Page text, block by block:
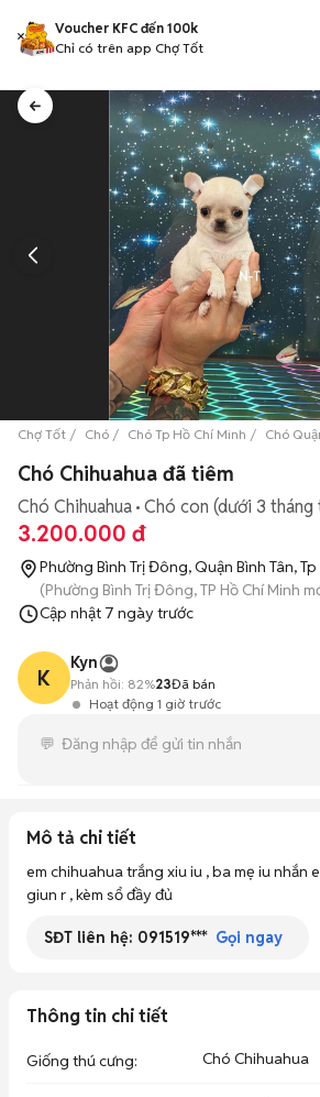
Voucher KFC đến 100k
Chỉ có trên app Chợ Tốt
Chợ Tốt Chó Chó Tp Hồ Chí Minh Chó
Chó Chihuahua đã tiêm
Chó Chihuahua Chó con (dưới 3 tháng
3.200.000 đ
Phường Bình Trị Đông, Quận Bình Tân, Tp
(Phường Bình Trị Đông, TP Hồ Chí Minh
Cập nhật 7 ngày trước
K
Kyn
Hoạt động 1 giờ trước
Phản hồi: 82%23Đã bán
Mô tả chi tiết
em chihuahua trắng xiu iu , ba mẹ iu nhắn
giun r , kèm sổ đầy đủ
SĐT liên hệ: 091519*** Gọi ngay
Thông tin chi tiết
Giống thú cưng: Chó Chihuahua